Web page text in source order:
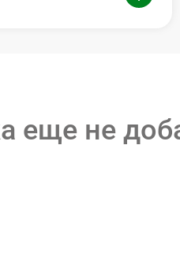
еще не